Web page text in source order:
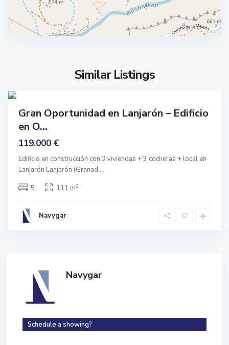
Similar Listings
Gran Oportunidad en Lanjarón – Edificio
en O...
119.000 €
Edificio en construcción con 3 viviendas + 3 cocheras + local en
Lanjarón Lanjarón (Granad ...
5
111 m2
Navygar
Navygar
Schedule a showing?